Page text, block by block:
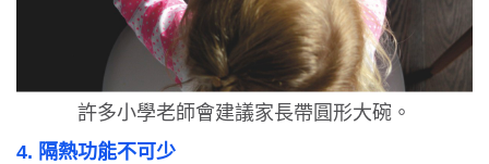
許多小學老師會建議家長帶圓形大碗。
4. 隔熱功能不可少